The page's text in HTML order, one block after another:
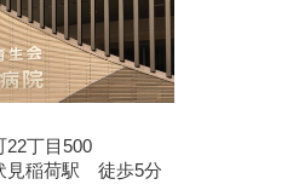
丁目500
見稲荷駅 徒歩5分